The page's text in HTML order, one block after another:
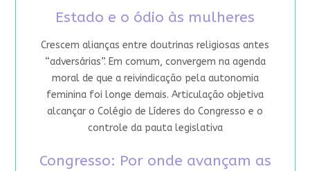
Estado e o ódio às mulheres
Crescem alianças entre doutrinas religiosas antes
“adversárias”. Em comum, convergem na agenda
moral de que a reivindicação pela autonomia
feminina foi longe demais. Articulação objetiva
alcançar o Colégio de Líderes do Congresso e o
controle da pauta legislativa
Congresso: Por onde avançam as